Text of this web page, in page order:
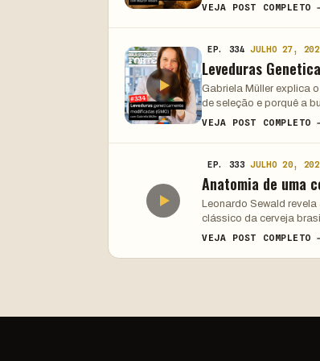
VEJA POST COMPLETO
EP. 334 JULHO 27,
Leveduras
Gabriela Müller explica
de seleção e porquê a
VEJA POST COMPLETO
EP. 333 JULHO 20,
Anatomia de uma
Leonardo Sewald
clássico da cerveja
VEJA POST COMPLETO